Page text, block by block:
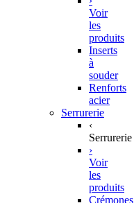
Voir
les
produits
Inserts
à
souder
Renforts
acier
Serrurerie
‹
Serrurerie
›
Voir
les
produits
Crémones